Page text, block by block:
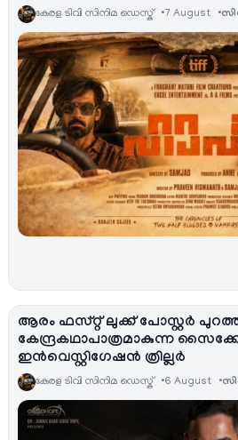
കേരള ടിവി സിനിമ ഡെസ്ക് 7 August
ആരം ഫസ്റ്റ് ലുക്ക് പോസ്റ്റർ
കേന്ദ്രകഥാപാത്രമാകുന്ന
ഇൻവെസ്റ്റിഗേഷൻ ത്രില്ലർ
കേരള ടിവി സിനിമ ഡെസ്ക് 6 August